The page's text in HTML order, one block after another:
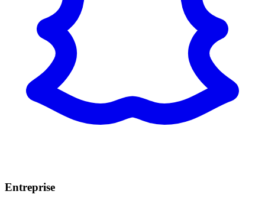
Entreprise